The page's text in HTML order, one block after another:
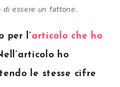
essere un fattone.
per l’articolo che ho
ho
le stesse cifre